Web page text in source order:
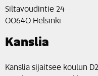
Siltavoudintie 24
00640 Helsinki
Kanslia
Kanslia sijaitsee koulun